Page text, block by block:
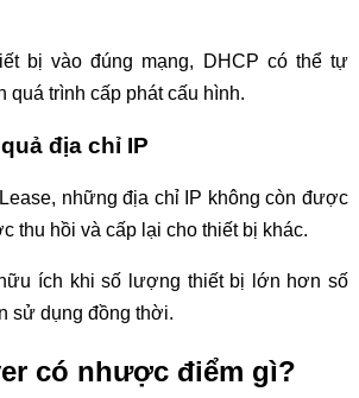
bị vào đúng mạng, DHCP có thể tự
quá trình cấp phát cấu hình.
địa chỉ IP
những địa chỉ IP không còn được
thu hồi và cấp lại cho thiết bị khác.
ích khi số lượng thiết bị lớn hơn số
sử dụng đồng thời.
có nhược điểm gì?